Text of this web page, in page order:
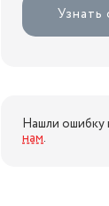
Узнать
Нашли ошибку
нам.